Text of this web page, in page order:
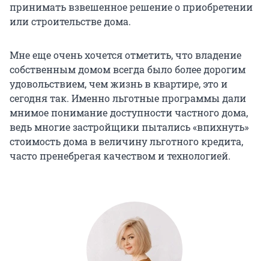
принимать взвешенное решение о приобретении
или строительстве дома.
Мне еще очень хочется отметить, что владение
собственным домом всегда было более дорогим
удовольствием, чем жизнь в квартире, это и
сегодня так. Именно льготные программы дали
мнимое понимание доступности частного дома,
ведь многие застройщики пытались «впихнуть»
стоимость дома в величину льготного кредита,
часто пренебрегая качеством и технологией.